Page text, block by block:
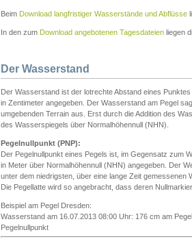
Beim Download langfristiger Wasserstände und Abflüsse
In den zum Download angebotenen Tagesdateien liegen
Der Wasserstand
Der Wasserstand ist der lotrechte Abstand eines
in Zentimeter angegeben. Der Wasserstand am Pegel
umgebenden Terrain aus. Erst durch die Addition des
des Wasserspiegels über Normalhöhennull (NHN).
Pegelnullpunkt (PNP):
Der Pegelnullpunkt eines Pegels ist, im Gegensatz zum
in Meter über Normalhöhennull (NHN) angegeben. Der
unter dem niedrigsten, über eine lange Zeit gemessenen
Die Pegellatte wird so angebracht, dass deren
Beispiel am Pegel Dresden:
Wasserstand am 16.07.2013 08:00 Uhr: 176 cm am Pegel
Pegelnullpunkt